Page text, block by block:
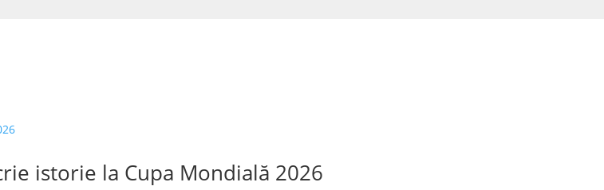
istorie la Cupa Mondială 2026